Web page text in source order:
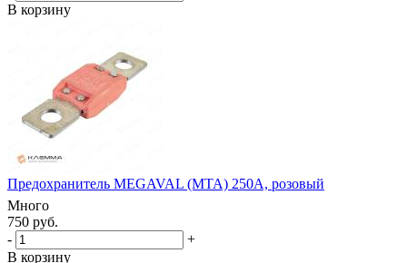
В корзину
Предохранитель MEGAVAL (MTA) 250А, розовый
Много
750 руб.
-
+
В корзину